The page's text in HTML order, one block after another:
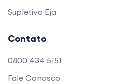
Supletivo Eja
Contato
0800 434 5151
Fale Conosco